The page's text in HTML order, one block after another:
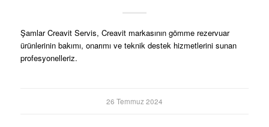
Şamlar Creavit Servis, Creavit markasının gömme rezervuar
ürünlerinin bakımı, onarımı ve teknik destek hizmetlerini sunan
profesyonelleriz.
26 Temmuz 2024